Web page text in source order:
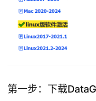
第一步：下载